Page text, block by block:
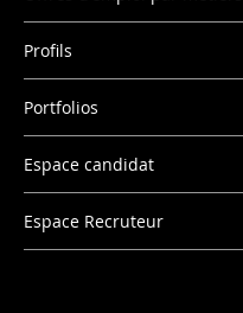
Profils
Portfolios
Espace candidat
Espace Recruteur